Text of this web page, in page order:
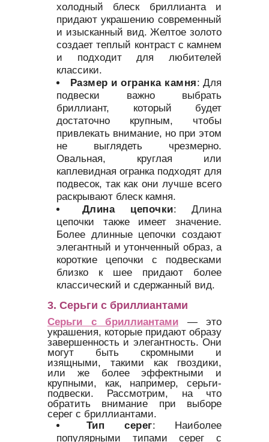
холодный блеск бриллианта и
придают украшению современный
и изысканный вид. Желтое золото
создает теплый контраст с камнем
и подходит для любителей
классики.
Размер и огранка камня: Для
подвески важно выбрать
бриллиант, который будет
достаточно крупным, чтобы
привлекать внимание, но при этом
не выглядеть чрезмерно.
Овальная, круглая или
каплевидная огранка подходят для
подвесок, так как они лучше всего
раскрывают блеск камня.
Длина цепочки: Длина
цепочки также имеет значение.
Более длинные цепочки создают
элегантный и утонченный образ, а
короткие цепочки с подвесками
близко к шее придают более
классический и сдержанный вид.
3. Серьги с бриллиантами
Серьги с бриллиантами — это
украшения, которые придают образу
завершенность и элегантность. Они
могут быть скромными и
изящными, такими как гвоздики,
или же более эффектными и
крупными, как, например, серьги-
подвески. Рассмотрим, на что
обратить внимание при выборе
серег с бриллиантами.
Тип серег: Наиболее
популярными типами серег с